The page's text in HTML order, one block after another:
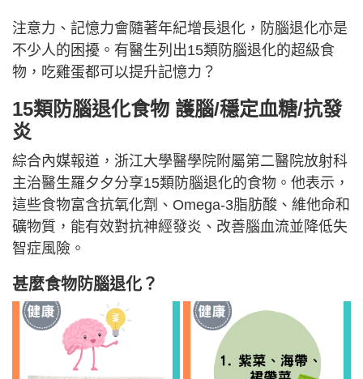
注意力、記憶力會隨著年紀增長退化，防腦退化亦是
不少人的困擾。有醫生列出15類防腦退化的超級食
物，吃雞蛋都可以提升記憶力？
15類防腦退化食物 護腦/穩定血糖/抗發
炎
綜合內媒報道，浙江大學醫學院附屬第二醫院放射科
主治醫生羅夕夕分享15類防腦退化的食物。他表示，
這些食物富含抗氧化劑、Omega-3脂肪酸、維他命和
礦物質，能有效對抗神經發炎、改善腦血流並降低失
智症風險。
甚麼食物防腦退化？